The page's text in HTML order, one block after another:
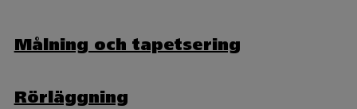
Målning och tapetsering
Rörläggning